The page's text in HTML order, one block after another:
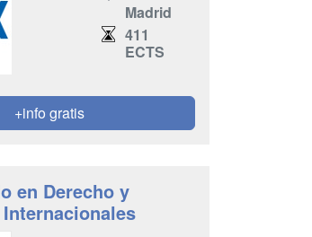
Madrid
411
ECTS
+info gratis
en Derecho y